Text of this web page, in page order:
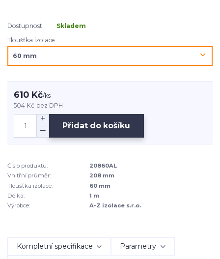
Dostupnost
Skladem
Tloušťka izolace
610 Kč/ks
504 Kč bez DPH
Přidat do košíku
Číslo produktu:
20860AL
Vnitřní průměr:
208 mm
Tloušťka izolace:
60 mm
Délka:
1 m
Výrobce:
A-Z izolace s.r.o.
Kompletní specifikace Parametry